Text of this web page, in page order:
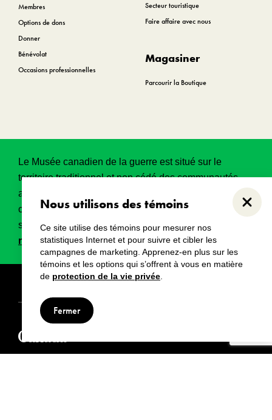
Nous utilisons des témoins
Ce site utilise des témoins pour mesurer nos
statistiques Internet et pour suivre et cibler les
campagnes de marketing. Apprenez-en plus sur les
témoins et les options qui s’offrent à vous en matière
de protection de la vie privée
Fermer
Membres
Options de dons
Donner
Bénévolat
Occasions professionnelles
Secteur touristique
Faire affaire avec nous
Magasiner
Parcourir la Boutique
Le Musée canadien de la guerre est situé sur le
territoire traditionnel et non cédé des communautés
algonquines Anishinabeg. Ce territoire a eu et
continue d’avoir une grande importance historique,
spirituelle et sacrée.Lire l’intégralité de la
reconnaissance territoriale.
Droits d’auteur Avertissements